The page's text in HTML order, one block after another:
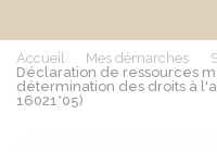
Accueil Mes démarches
Déclaration de ressources
détermination des droits à
16021*05)